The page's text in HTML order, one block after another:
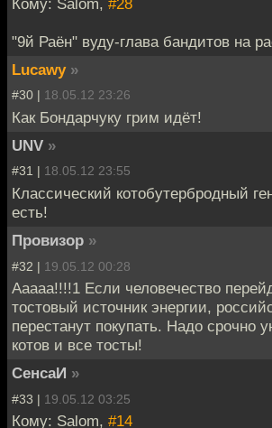
Кому: Salom, #28
"9й Раён" вуду-глава бандитов на
Lucawy »
#30 | 18.05.12 23:26
Как Бондарчуку грим идёт!
UNV »
#31 | 18.05.12 23:55
Классический котобутербродный
есть!
Провизор »
#32 | 19.05.12 00:28
Ааааа!!!!1 Если человечество
тостовый источник энергии,
перестанут покупать. Надо срочно
котов и все тосты!
СенсаИ »
#33 | 19.05.12 03:25
Кому: Salom, #14